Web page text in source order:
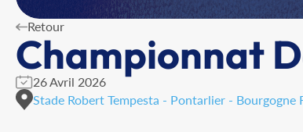
Retour
Championnat
26 Avril 2026
Stade Robert Tempesta - Pontarlier - Bourgogne